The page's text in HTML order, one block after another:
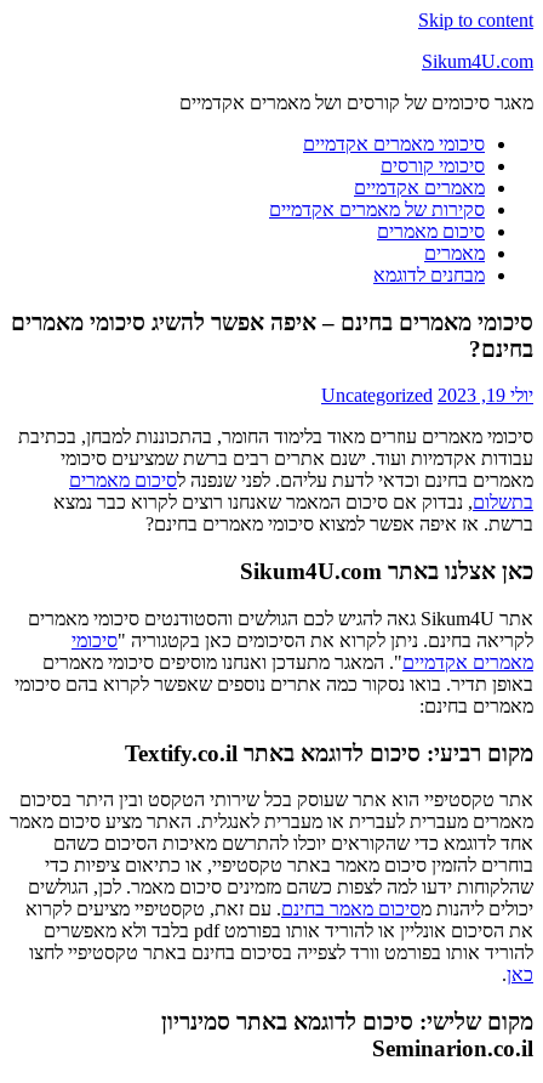
Skip to content
Sikum4U.com
מאגר סיכומים של קורסים ושל מאמרים אקדמיים
סיכומי מאמרים אקדמיים
סיכומי קורסים
מאמרים אקדמיים
סקירות של מאמרים אקדמיים
סיכום מאמרים
מאמרים
מבחנים לדוגמא
סיכומי מאמרים בחינם – איפה אפשר להשיג סיכומי מאמרים
בחינם?
יולי 19, 2023
Uncategorized
סיכומי מאמרים עוזרים מאוד בלימוד החומר, בהתכוננות למבחן, בכתיבת
עבודות אקדמיות ועוד. ישנם אתרים רבים ברשת שמציעים סיכומי
מאמרים בחינם וכדאי לדעת עליהם. לפני שנפנה לסיכום מאמרים
בתשלום, נבדוק אם סיכום המאמר שאנחנו רוצים לקרוא כבר נמצא
ברשת. אז איפה אפשר למצוא סיכומי מאמרים בחינם?
כאן אצלנו באתר Sikum4U.com
אתר Sikum4U גאה להגיש לכם הגולשים והסטודנטים סיכומי מאמרים
לקריאה בחינם. ניתן לקרוא את הסיכומים כאן בקטגוריה "סיכומי
מאמרים אקדמיים". המאגר מתעדכן ואנחנו מוסיפים סיכומי מאמרים
באופן תדיר. בואו נסקור כמה אתרים נוספים שאפשר לקרוא בהם סיכומי
מאמרים בחינם:
מקום רביעי: סיכום לדוגמא באתר Textify.co.il
אתר טקסטיפיי הוא אתר שעוסק בכל שירותי הטקסט ובין היתר בסיכום
מאמרים מעברית לעברית או מעברית לאנגלית. האתר מציע סיכום מאמר
אחד לדוגמא כדי שהקוראים יוכלו להתרשם מאיכות הסיכום כשהם
בוחרים להזמין סיכום מאמר באתר טקסטיפיי, או כתיאום ציפיות כדי
שהלקוחות ידעו למה לצפות כשהם מזמינים סיכום מאמר. לכן, הגולשים
יכולים ליהנות מסיכום מאמר בחינם. עם זאת, טקסטיפיי מציעים לקרוא
את הסיכום אונליין או להוריד אותו בפורמט pdf בלבד ולא מאפשרים
להוריד אותו בפורמט וורד לצפייה בסיכום בחינם באתר טקסטיפיי לחצו
כאן.
מקום שלישי: סיכום לדוגמא באתר סמינריון
Seminarion.co.il